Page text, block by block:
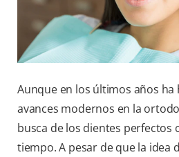
Aunque en los últimos años
avances modernos en la
busca de los dientes perfectos
tiempo. A pesar de que la idea